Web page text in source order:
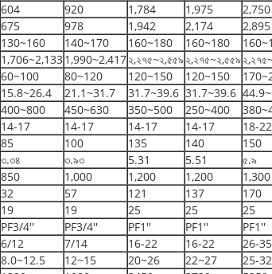
604 920 1,784 1,975 2,750
675 978 1,942 2,174 2,895
130~160 140~170 160~180 160~180
1,706~2,1331,990~2,417২,২৭৫~২,৫৫৯২,২৭৫~২,৫৫৯
60~100 80~120 120~150 120~150
15.8~26.4 21.1~31.7 31.7~39.6 31.7~39.6
400~800 450~630 350~500 250~400
14-17 14-17 14-17 14-17 18-22
85 100 135 140 150
৩.৩৪ ৩.৯৩ 5.31 5.51 ৫.৯
850 1,000 1,200 1,200 1,300
32 57 121 137 170
19 19 25 25 25
PF3/4'' PF3/4'' PF1'' PF1'' PF1''
6/12 7/14 16-22 16-22 26-35
8.0~12.5 12~15 20~26 22~27 25-32